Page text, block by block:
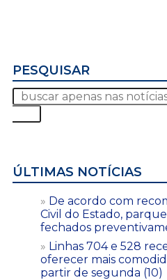
PESQUISAR
ÚLTIMAS NOTÍCIAS
De acordo com
Civil do Estado,
fechados
Linhas 704 e 528
oferecer mais
partir de segunda (10)